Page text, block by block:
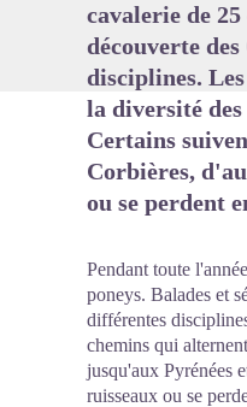
cavalerie de
découverte
disciplines.
la diversité
Certains
Corbières,
ou se perdent
Pendant toute
poneys. Balades et
différentes
chemins qui
jusqu'aux Pyrénées
ruisseaux ou se